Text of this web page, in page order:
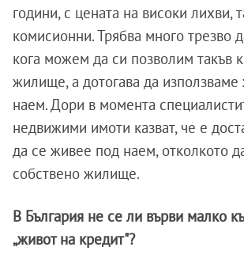
години, с цената на високи лихви,
комисионни. Трябва много трезво
кога можем да си позволим такъв
жилище, а дотогава да
наем. Дори в момента
недвижими имоти казват, че е
да се живее под наем, отколкото
собствено жилище.
В България не се ли върви малко
„живот на кредит"?